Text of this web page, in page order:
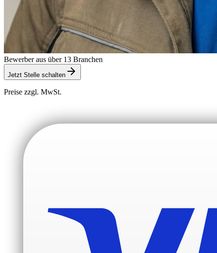
Bewerber aus über 13 Branchen
Jetzt Stelle schalten
Preise zzgl. MwSt.